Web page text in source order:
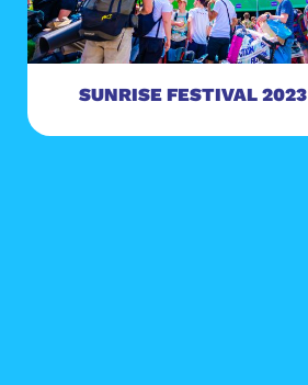
SUNRISE FESTIVAL